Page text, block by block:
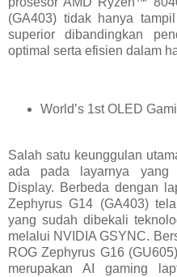
(GA403) tidak hanya
superior dibandingkan
optimal serta efisien dalam
World’s 1st OLED
Salah satu keunggulan
ada pada layarnya yang
Display. Berbeda dengan
Zephyrus G14 (GA403)
yang sudah dibekali
melalui NVIDIA GSYNC.
ROG Zephyrus G16
merupakan AI gaming